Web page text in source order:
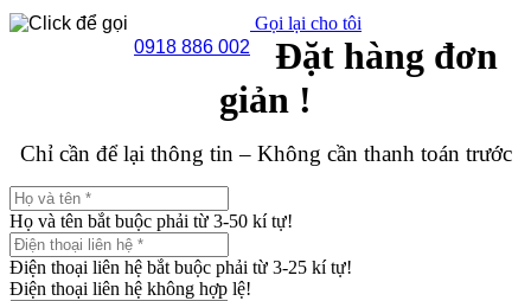
0918 886 002
Gọi lại cho tôi
Đặt hàng đơn
giản !
Chỉ cần để lại thông tin – Không cần thanh toán trước
Họ và tên bắt buộc phải từ 3-50 kí tự!
Điện thoại liên hệ bắt buộc phải từ 3-25 kí tự!
Điện thoại liên hệ không hợp lệ!